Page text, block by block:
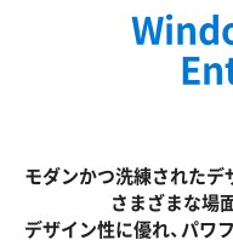
モダンかつ洗練されたデ
さまざまな場
デザイン性に優れ、パワ